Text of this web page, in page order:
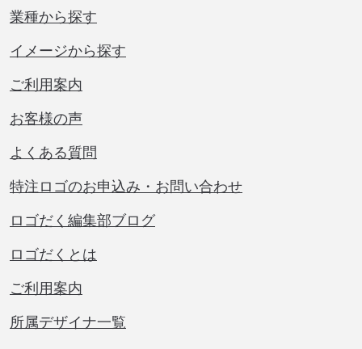
業種から探す
イメージから探す
ご利用案内
お客様の声
よくある質問
特注ロゴのお申込み・お問い合わせ
ロゴだく編集部ブログ
ロゴだくとは
ご利用案内
所属デザイナ一覧